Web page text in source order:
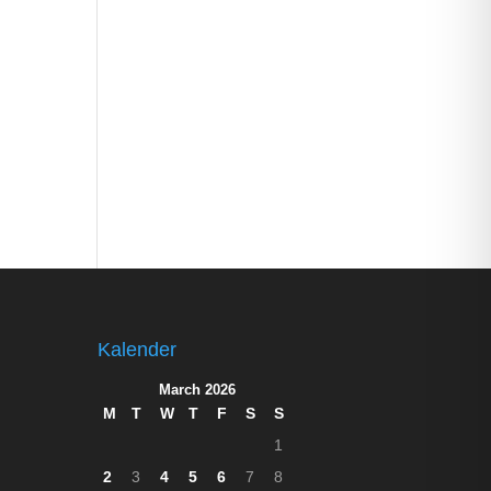
Kalender
March 2026
M T W T F S
S
1
2
3 4 5 6 7 8